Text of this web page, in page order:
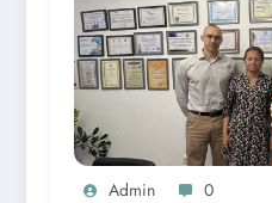
Admin 0